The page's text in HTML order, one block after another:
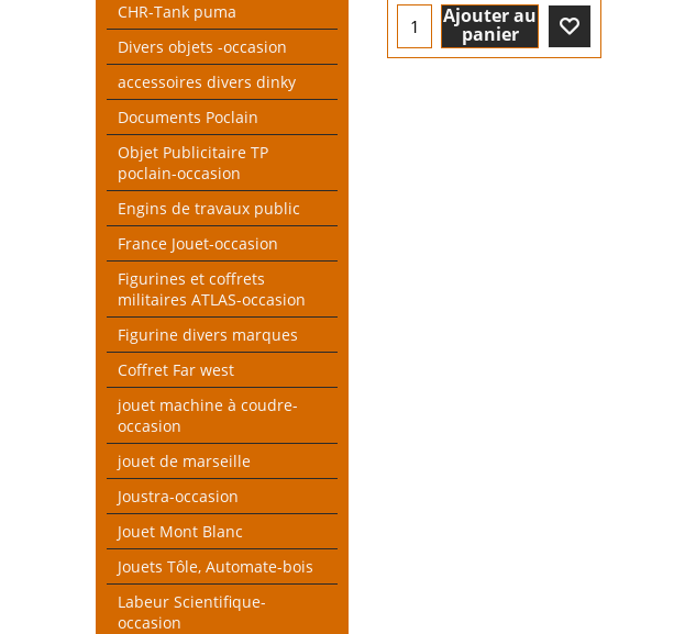
CHR-Tank puma
Divers objets -occasion
accessoires divers dinky
Documents Poclain
Objet Publicitaire TP
poclain-occasion
Engins de travaux public
France Jouet-occasion
Figurines et coffrets
militaires ATLAS-occasion
Figurine divers marques
Coffret Far west
jouet machine à coudre-
occasion
jouet de marseille
Joustra-occasion
Jouet Mont Blanc
Jouets Tôle, Automate-bois
Labeur Scientifique-
occasion
Ajouter au
panier